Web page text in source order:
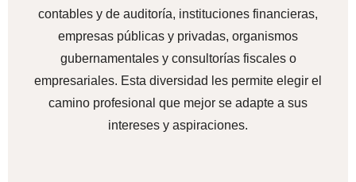
contables y de auditoría, instituciones financieras,
empresas públicas y privadas, organismos
gubernamentales y consultorías fiscales o
empresariales. Esta diversidad les permite elegir el
camino profesional que mejor se adapte a sus
intereses y aspiraciones.